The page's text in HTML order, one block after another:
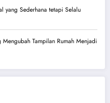
yang Sederhana tetapi Selalu
Tampilan Rumah Menjadi